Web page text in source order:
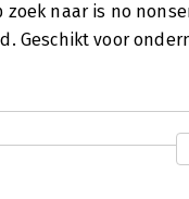
zoek naar is no
Geschikt voor